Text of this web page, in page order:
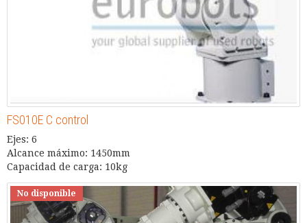
FS010E C control
Ejes: 6
Alcance máximo: 1450mm
Capacidad de carga: 10kg
No disponible